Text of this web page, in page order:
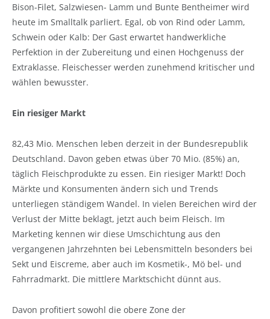
Bison-Filet, Salzwiesen- Lamm und Bunte Bentheimer wird
heute im Smalltalk parliert. Egal, ob von Rind oder Lamm,
Schwein oder Kalb: Der Gast erwartet handwerkliche
Perfektion in der Zubereitung und einen Hochgenuss der
Extraklasse. Fleischesser werden zunehmend kritischer und
wählen bewusster.
Ein riesiger Markt
82,43 Mio. Menschen leben derzeit in der Bundesrepublik
Deutschland. Davon geben etwas über 70 Mio. (85%) an,
täglich Fleischprodukte zu essen. Ein riesiger Markt! Doch
Märkte und Konsumenten ändern sich und Trends
unterliegen ständigem Wandel. In vielen Bereichen wird der
Verlust der Mitte beklagt, jetzt auch beim Fleisch. Im
Marketing kennen wir diese Umschichtung aus den
vergangenen Jahrzehnten bei Lebensmitteln besonders bei
Sekt und Eiscreme, aber auch im Kosmetik-, Mö bel- und
Fahrradmarkt. Die mittlere Marktschicht dünnt aus.
Davon profitiert sowohl die obere Zone der